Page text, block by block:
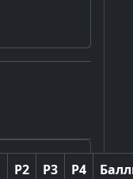
Р2 Р3 Р4